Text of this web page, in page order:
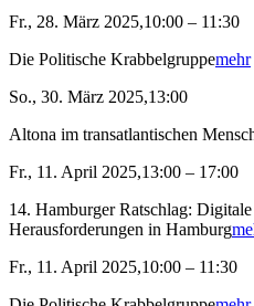
Fr., 28. März 2025,10:00 – 11:30
Die Politische Krabbelgruppemehr
So., 30. März 2025,13:00
Altona im transatlantischen
Fr., 11. April 2025,13:00 – 17:00
14. Hamburger Ratschlag:
Herausforderungen in Hamburg
Fr., 11. April 2025,10:00 – 11:30